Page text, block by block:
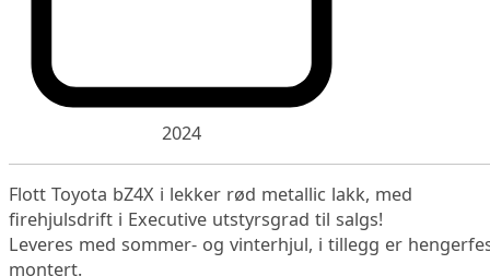
2024
Flott Toyota bZ4X i lekker rød metallic lakk, med
firehjulsdrift i Executive utstyrsgrad til salgs!
Leveres med sommer- og vinterhjul, i tillegg er
montert.